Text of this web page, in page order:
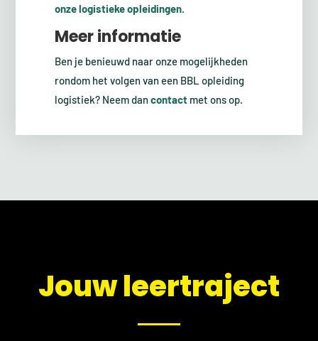
onze logistieke opleidingen.
Meer informatie
Ben je benieuwd naar onze mogelijkheden
rondom het volgen van een BBL opleiding
logistiek? Neem dancontact met ons op.
​Jouw leertraject